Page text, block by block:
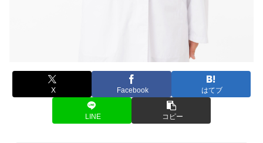
X Facebook はてブ
LINE コピー